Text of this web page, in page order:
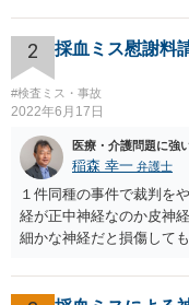
2 採血ミス慰謝料
#検査ミス・事故
2022年6月17日
医療・介護問題に強
稲森 幸一 弁護士
１件同種の事件で裁判を
経が正中神経なのか皮神
細かな神経だと損傷して
過失が認められる可能性